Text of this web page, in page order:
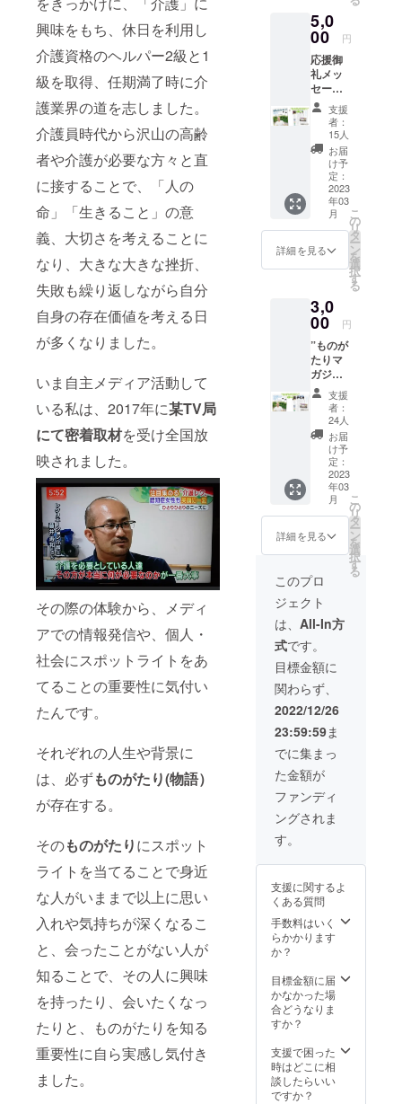
興味をもち、休日を利用し
介護資格のヘルパー2級と1
級を取得、任期満了時に介
護業界の道を志しました。
介護員時代から沢山の高齢
者や介護が必要な方々と直
に接することで、「人の
命」「生きること」の意
義、大切さを考えることに
なり、大きな大きな挫折、
失敗も繰り返しながら自分
自身の存在価値を考える日
が多くなりました。
いま自主メディア活動して
いる私は、2017年に某TV局
にて密着取材を受け全国放
映されました。
その際の体験から、メディ
アでの情報発信や、個人・
社会にスポットライトをあ
てることの重要性に気付い
たんです。
それぞれの人生や背景に
は、必ずものがたり(物語）
が存在する。
そのものがたりにスポット
ライトを当てることで身近
な人がいままで以上に思い
入れや気持ちが深くなるこ
と、会ったことがない人が
知ることで、その人に興味
を持ったり、会いたくなっ
たりと、ものがたりを知る
重要性に自ら実感し気付き
ました。
ステッ
カー×1
＆クリ
アファ
イル×1
をお付
けし発
送いた
しま
す。
イル×3
をお付
けし発
送いた
しま
す。
5,0
00 円
応援御
礼メッ
セージ
と、 ”も
のがた
りマガ
ジン”
部数 1
部 そ
の他”も
のがた
りマガ
ジン”の
ステッ
カー×1
＆クリ
イル×1
をお付
けし発
送いた
しま
す。
支援
者：
15人
お届
け予
定：
2023
年03
月
詳細を見る
こ
の
リ
タ
ー
ン
を
選
択
す
る
3,0
00 円
”ものが
たりマ
ガジ
ン” 部
数 1
部 そ
の他”も
のがた
りマガ
ジン”の
ステッ
カー×1
＆クリ
アファ
イル×1
をお付
けし発
送いた
しま
す。
支援
者：
24人
お届
け予
定：
2023
年03
月
詳細を見る
こ
の
リ
タ
ー
ン
を
選
択
す
る
このプロ
ジェクト
は、 All-In方
式です。
目標金額に
関わらず、
2022/12/26
23:59:59ま
でに集まっ
た金額が
ファンディ
ングされま
す。
支援に関するよ
くある質問
手数料はいく
らかかります
か？
目標金額に届
かなかった場
合どうなりま
すか？
支援で困った
時はどこに相
談したらいい
ですか？